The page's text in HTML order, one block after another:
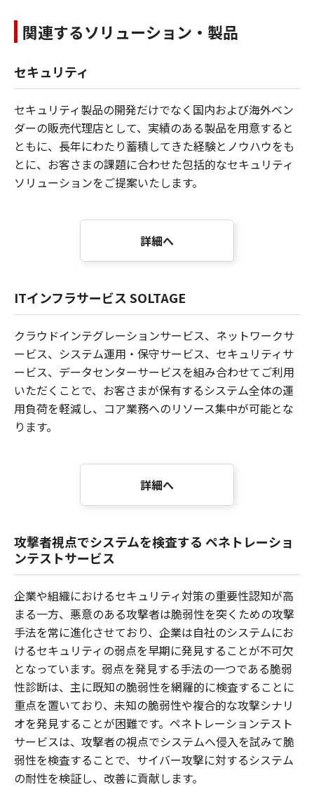
関連するソリューション・製品
セキュリティ
セキュリティ製品の開発だけでなく国内および海外ベン
ダーの販売代理店として、実績のある製品を用意すると
ともに、長年にわたり蓄積してきた経験とノウハウをも
とに、お客さまの課題に合わせた包括的なセキュリティ
ソリューションをご提案いたします。
詳細へ
ITインフラサービス SOLTAGE
クラウドインテグレーションサービス、ネットワークサ
ービス、システム運用・保守サービス、セキュリティサ
ービス、データセンターサービスを組み合わせてご利用
いただくことで、お客さまが保有するシステム全体の運
用負荷を軽減し、コア業務へのリソース集中が可能とな
ります。
詳細へ
攻撃者視点でシステムを検査する ペネトレーショ
ンテストサービス
企業や組織におけるセキュリティ対策の重要性認知が高
まる一方、悪意のある攻撃者は脆弱性を突くための攻撃
手法を常に進化させており、企業は自社のシステムにお
けるセキュリティの弱点を早期に発見することが不可欠
となっています。弱点を発見する手法の一つである脆弱
性診断は、主に既知の脆弱性を網羅的に検査することに
重点を置いており、未知の脆弱性や複合的な攻撃シナリ
オを発見することが困難です。ペネトレーションテスト
サービスは、攻撃者の視点でシステムへ侵入を試みて脆
弱性を検査することで、サイバー攻撃に対するシステム
の耐性を検証し、改善に貢献します。